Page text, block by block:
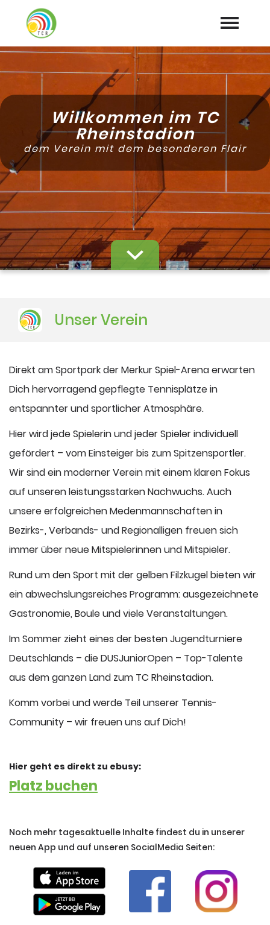
Home
Tennis expand_more
Training
Club expand_more
Galerie
Mitglied werden
Downloads
Willkommen im TC
Rheinstadion
dem Verein mit dem besonderen Flair
Unser Verein
Direkt am Sportpark der Merkur Spiel-Arena erwarten
Dich hervorragend gepflegte Tennisplätze in
entspannter und sportlicher Atmosphäre.
Hier wird jede Spielerin und jeder Spieler individuell
gefördert – vom Einsteiger bis zum Spitzensportler.
Wir sind ein moderner Verein mit einem klaren Fokus
auf unseren leistungsstarken Nachwuchs. Auch
unsere erfolgreichen Medenmannschaften in
Bezirks-, Verbands- und Regionalligen freuen sich
immer über neue Mitspielerinnen und Mitspieler.
Rund um den Sport mit der gelben Filzkugel bieten wir
ein abwechslungsreiches Programm: ausgezeichnete
Gastronomie, Boule und viele Veranstaltungen.
Im Sommer zieht eines der besten Jugendturniere
Deutschlands – die DUSJuniorOpen – Top-Talente
aus dem ganzen Land zum TC Rheinstadion.
Komm vorbei und werde Teil unserer Tennis-
Community – wir freuen uns auf Dich!
Hier geht es direkt zu ebusy:
Platz buchen
Noch mehr tagesaktuelle Inhalte findest du in unserer
neuen App und auf unseren SocialMedia Seiten: